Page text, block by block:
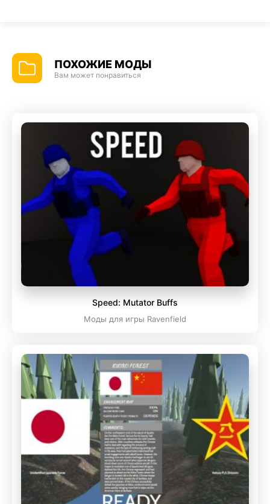
ПОХОЖИЕ МОДЫ
Вам может понравиться
Speed: Mutator Buffs
Моды для игры Ravenfield